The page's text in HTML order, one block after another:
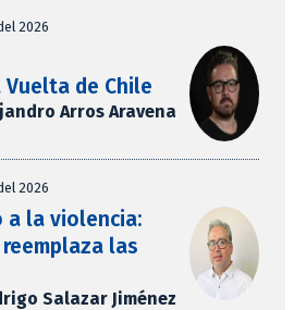
2026
de Chile
Arros Aravena
2026
a la violencia:
las
Salazar Jiménez